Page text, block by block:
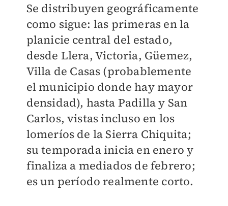
Se distribuyen geográficamente
como sigue: las primeras en la
planicie central del estado,
desde Llera, Victoria, Güemez,
Villa de Casas (probablemente
el municipio donde hay mayor
densidad), hasta Padilla y San
Carlos, vistas incluso en los
lomeríos de la Sierra Chiquita;
su temporada inicia en enero y
finaliza a mediados de febrero;
es un período realmente corto.